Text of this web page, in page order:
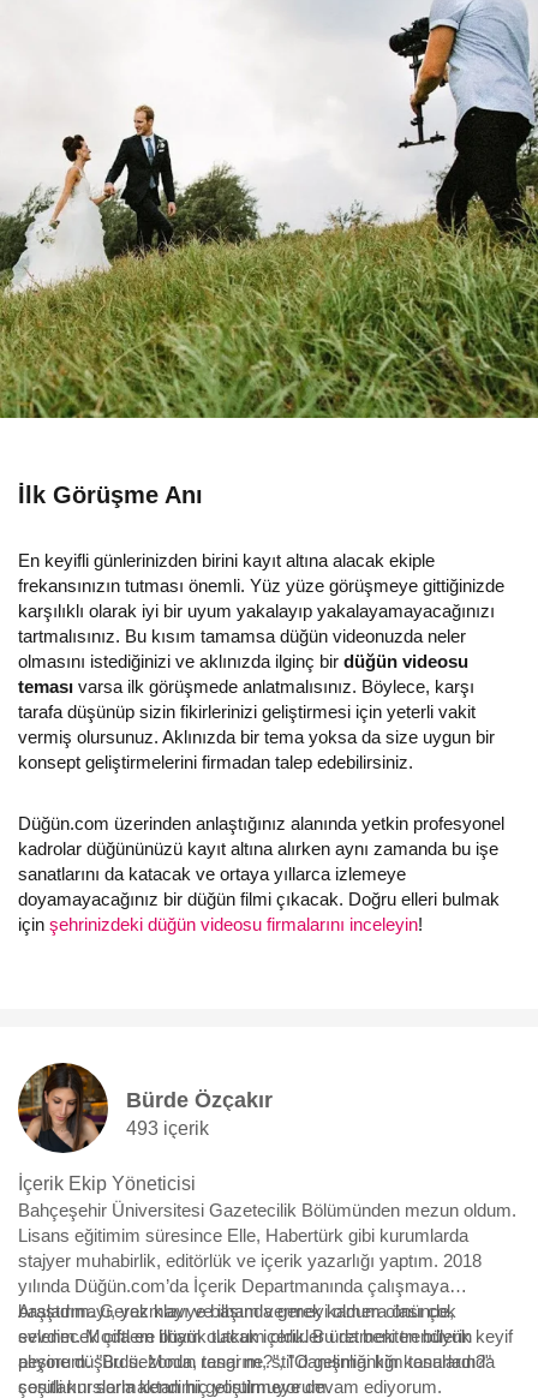
İlk Görüşme Anı
En keyifli günlerinizden birini kayıt altına alacak ekiple
frekansınızın tutması önemli. Yüz yüze görüşmeye gittiğinizde
karşılıklı olarak iyi bir uyum yakalayıp yakalayamayacağınızı
tartmalısınız. Bu kısım tamamsa düğün videonuzda neler
olmasını istediğinizi ve aklınızda ilginç bir düğün videosu
teması varsa ilk görüşmede anlatmalısınız. Böylece, karşı
tarafa düşünüp sizin fikirlerinizi geliştirmesi için yeterli vakit
vermiş olursunuz. Aklınızda bir tema yoksa da size uygun bir
konsept geliştirmelerini firmadan talep edebilirsiniz.
Düğün.com üzerinden anlaştığınız alanında yetkin profesyonel
kadrolar düğününüzü kayıt altına alırken aynı zamanda bu işe
sanatlarını da katacak ve ortaya yıllarca izlemeye
doyamayacağınız bir düğün filmi çıkacak. Doğru elleri bulmak
için şehrinizdeki düğün videosu firmalarını inceleyin!
Bürde Özçakır
493 içerik
İçerik Ekip Yöneticisi
Bahçeşehir Üniversitesi Gazetecilik Bölümünden mezun oldum.
Lisans eğitimim süresince Elle, Habertürk gibi kurumlarda
stajyer muhabirlik, editörlük ve içerik yazarlığı yaptım. 2018
yılında Düğün.com’da İçerik Departmanında çalışmaya
başladım. Gerek klavye başında gerek kamera önünde,
evlenecek çiftlere ilham olacak içerikler üretmekten büyük keyif
alıyorum. "Bu sezonun rengi ne?", "O gelinliği kim tasarladı?"
sorularını sormaktan hiç yorulmuyorum.
Araştırmayı, yazmayı ve ilham vermeyi oldum olası çok
sevdim. Moda en büyük tutkum oldu. Bu da beni trendlerin
peşine düşürdü. Moda, tasarım, stil danışmanlığı konularında
çeşitli kurslarla kendimi geliştirmeye devam ediyorum.